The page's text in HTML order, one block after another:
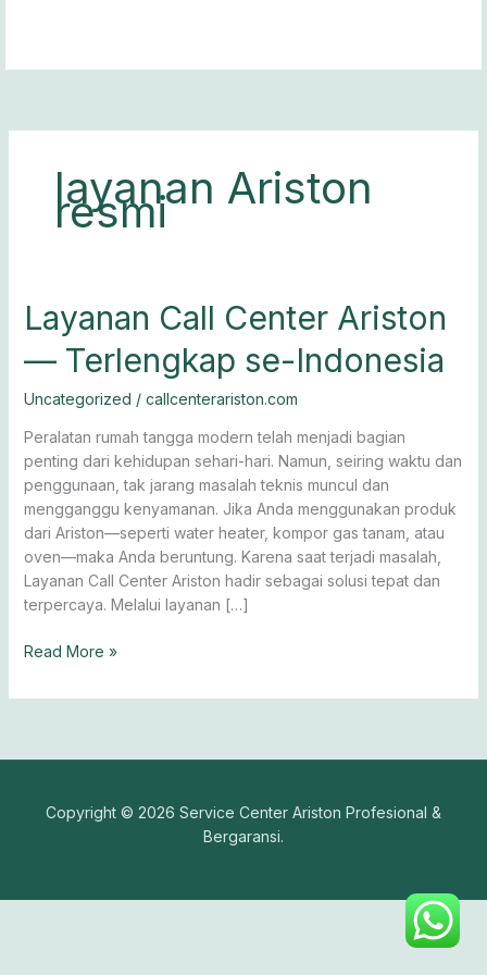
layanan Ariston
resmi
Layanan Call Center Ariston
— Terlengkap se-Indonesia
Uncategorized / callcenterariston.com
Peralatan rumah tangga modern telah menjadi bagian
penting dari kehidupan sehari-hari. Namun, seiring waktu dan
penggunaan, tak jarang masalah teknis muncul dan
mengganggu kenyamanan. Jika Anda menggunakan produk
dari Ariston—seperti water heater, kompor gas tanam, atau
oven—maka Anda beruntung. Karena saat terjadi masalah,
Layanan Call Center Ariston hadir sebagai solusi tepat dan
terpercaya. Melalui layanan […]
Layanan
Call
Center
—
Terlengkap
Indonesia
Read More »
Copyright © 2026 Service Center Ariston Profesional &
Bergaransi.